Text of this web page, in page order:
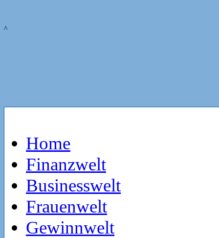
^
Home
Finanzwelt
Businesswelt
Frauenwelt
Gewinnwelt